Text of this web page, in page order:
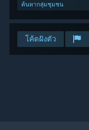
ค้นหากลุ่มชุมชน
โค้ดฝังตัว